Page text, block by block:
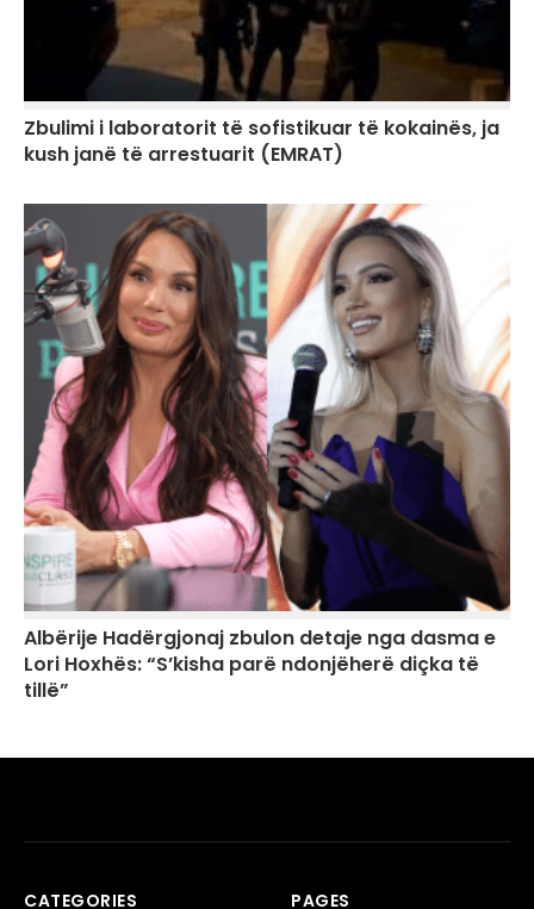
Zbulimi i laboratorit të sofistikuar të kokainës, ja
kush janë të arrestuarit (EMRAT)
Albërije Hadërgjonaj zbulon detaje nga dasma e
Lori Hoxhës: “S’kisha parë ndonjëherë diçka të
tillë”
CATEGORIES PAGES